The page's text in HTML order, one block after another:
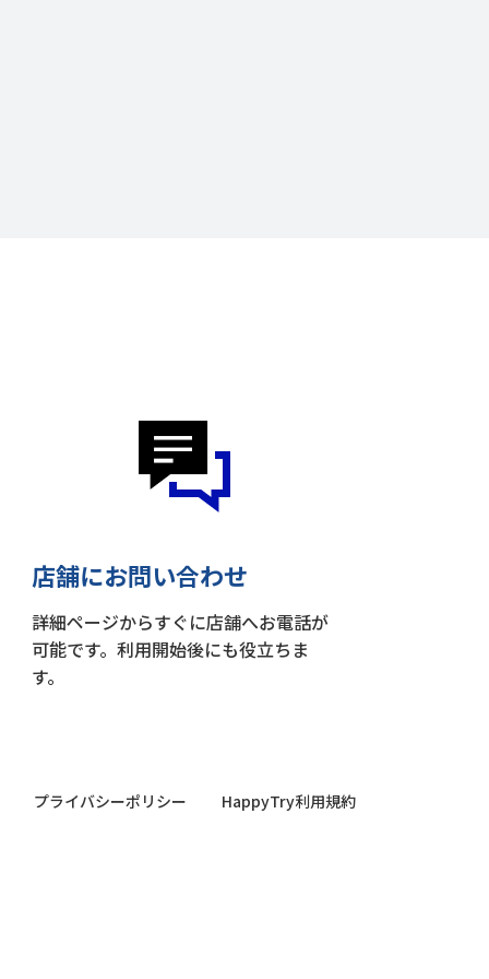
店舗にお問い合わせ
詳細ページからすぐに店舗へお電話が
可能です。利用開始後にも役立ちま
す。
プライバシーポリシー HappyTry利用規約